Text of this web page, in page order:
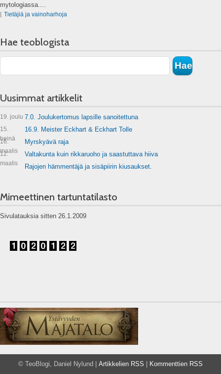
mytologiassa....
⌊ Tietäjiä ja vainoharhoja
Hae teoblogista
Uusimmat artikkelit
19. joulu 7.0. Joulukertomus lapsille sanoitettuna
15.
heinä
16.9. Meister Eckhart & Eckhart Tolle
16.
maalis
Myrskyävä raja
12.
maalis
Valtakunta kuin rikkaruoho ja saastuttava hiiva
Rajojen hämmentäjä ja sisäpiirin kiusaukset.
Mimeettinen tartuntatilasto
Sivulatauksia sitten 26.1.2009
© TeoBlogi, Daniel Nylund | Artikkelien RSS Kommenttien RSS